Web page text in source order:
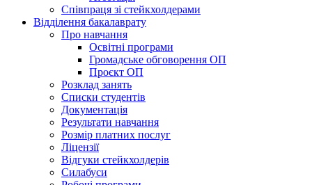
Співпраця зі стейкхолдерами
Відділення бакалаврату
Про навчання
Освітні програми
Громадське обговорення ОП
Проєкт ОП
Розклад занять
Списки студентів
Документація
Результати навчання
Розмір платних послуг
Ліцензії
Відгуки стейкхолдерів
Силабуси